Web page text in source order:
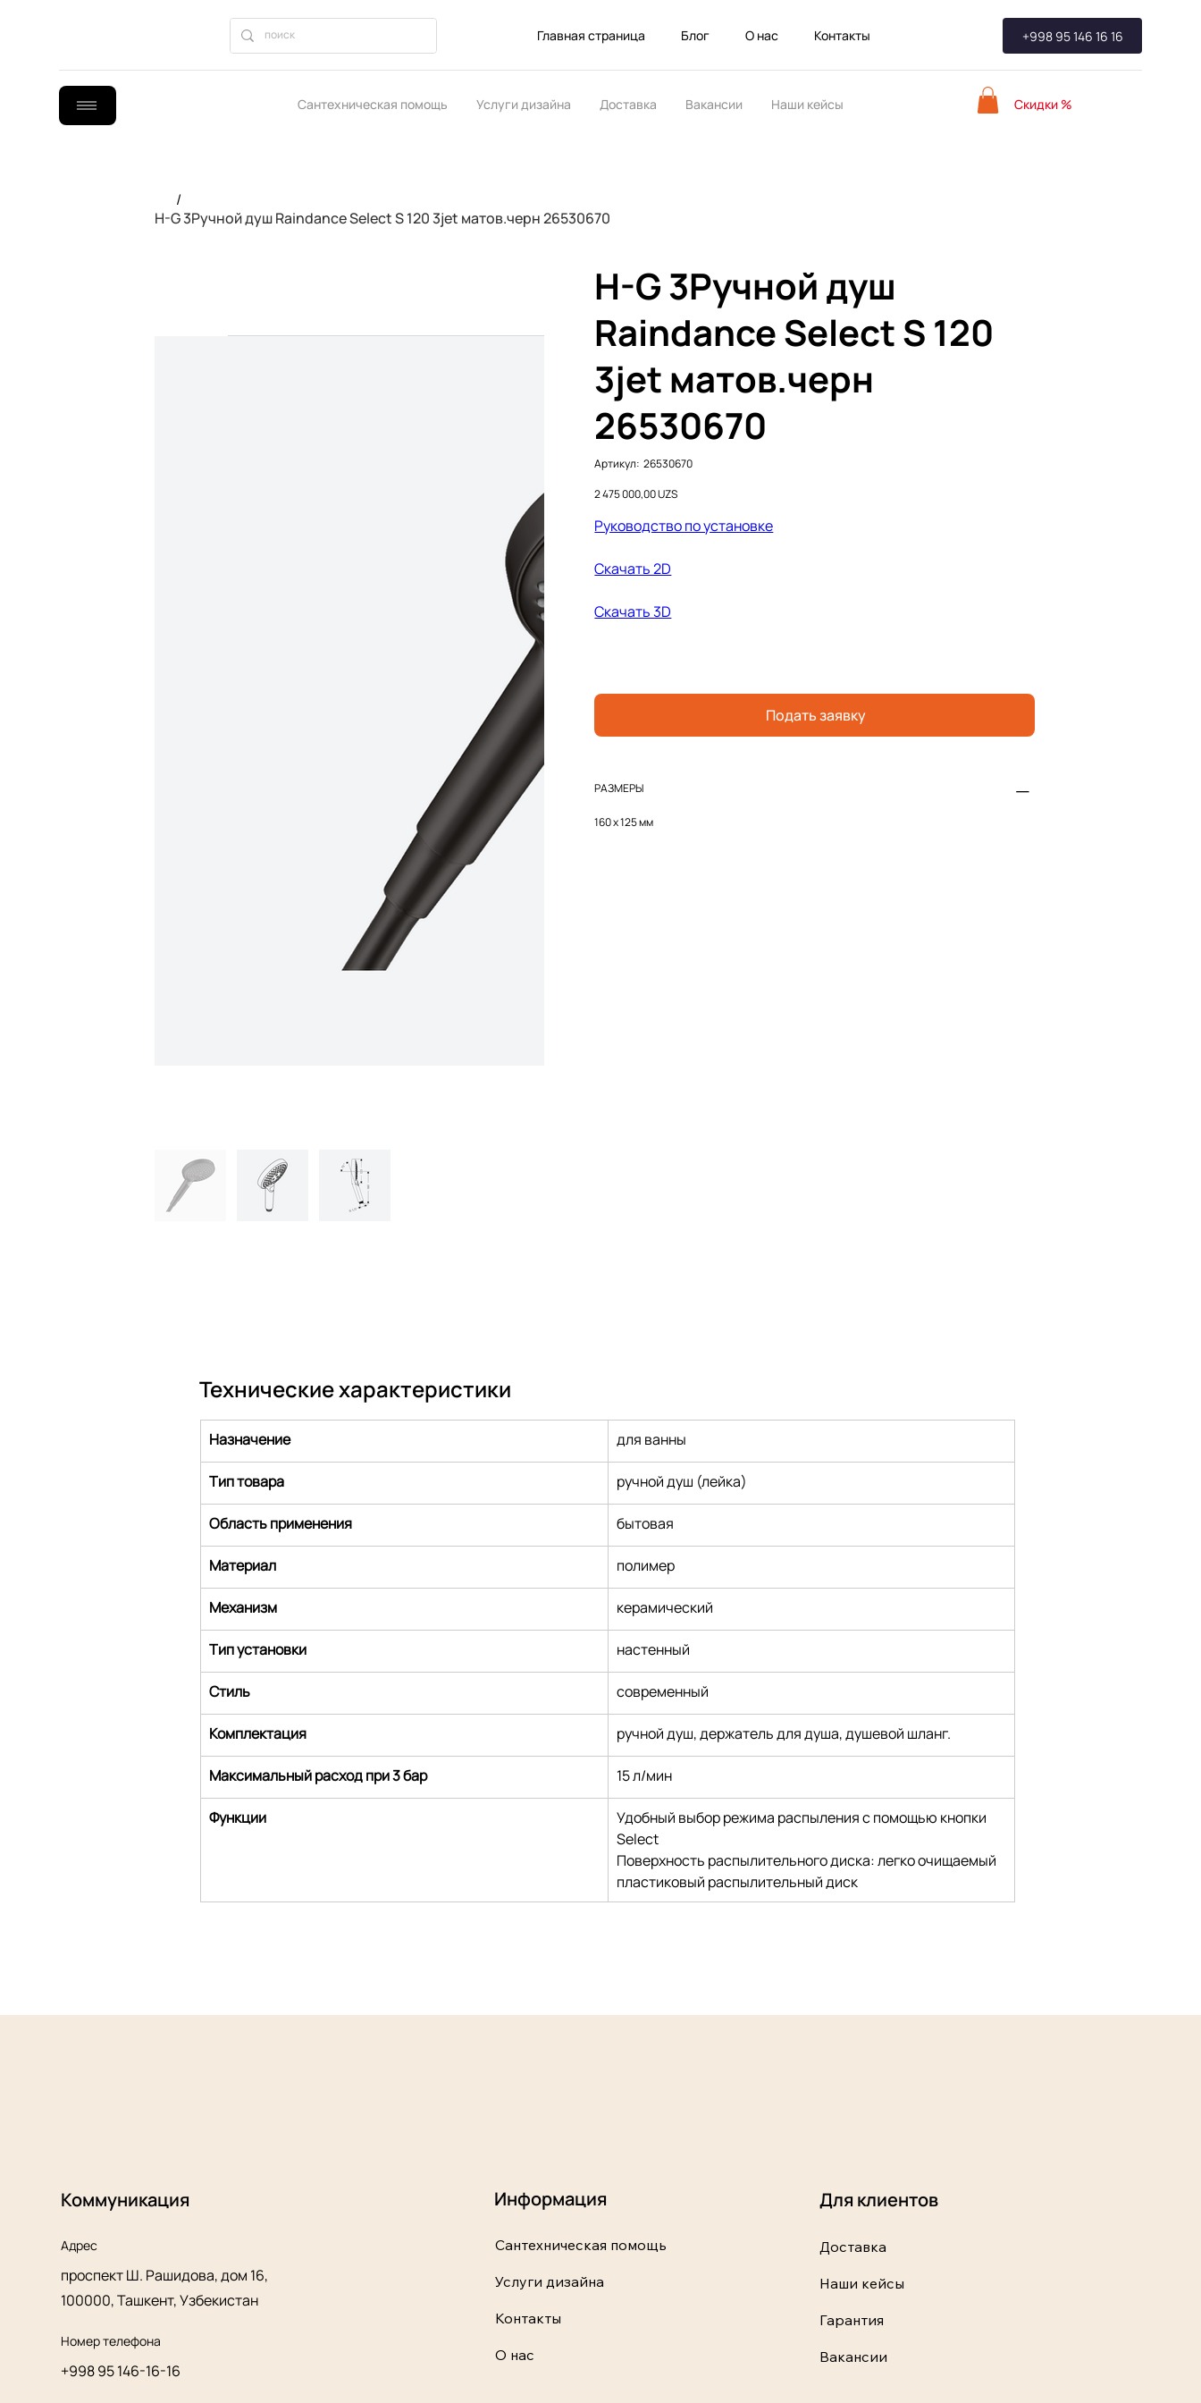
Главная страница Блог О нас Контакты +998 95 146 16 16
Сантехническая помощь Услуги дизайна Доставка Вакансии Наши кейсы Скидки %
/
H-G 3Ручной душ Raindance Select S 120 3jet матов.черн 26530670
H-G 3Ручной душ
Raindance Select S 120
3jet матов.черн
26530670
Артикул: Артикул:
26530670
26530670
Цена
2 475 000,00 UZS
Руководство по установке
Cкачать 2D
Cкачать 3D
Подать заявку
РАЗМЕРЫ
160 х 125 мм
Технические характеристики
Назначение для ванны
Тип товара ручной душ (лейка)
Область применения бытовая
Материал полимер
Механизм керамический
Тип установки настенный
Стиль современный
Комплектация ручной душ, держатель для душа, душевой шланг.
Максимальный расход при 3 бар 15 л/мин
Функции
Удобный выбор режима распыления с помощью кнопки
Select
Поверхность распылительного диска: легко очищаемый
пластиковый распылительный диск
Коммуникация
Адрес
проспект Ш. Рашидова, дом 16,
100000, Ташкент, Узбекистан
Номер телефона
+998 95 146-16-16
Информация
Сантехническая помощь
Услуги дизайна
Контакты
О нас
Для клиентов
Доставка
Наши кейсы
Гарантия
Вакансии